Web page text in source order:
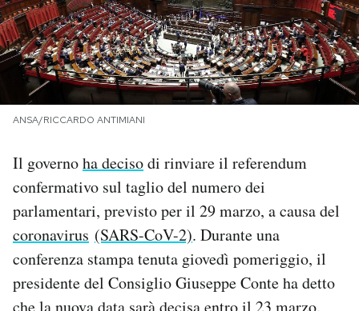
PODCAST
NEWSLETTER
SHOP
CALENDARIO
ANSA/RICCARDO ANTIMIANI
Il governoha decisodi rinviare il referendum
confermativo sul taglio del numero dei
parlamentari, previsto per il 29 marzo, a causa del
coronavirus (SARS-CoV-2). Durante una
conferenza stampa tenuta giovedì pomeriggio, il
presidente del Consiglio Giuseppe Conte ha detto